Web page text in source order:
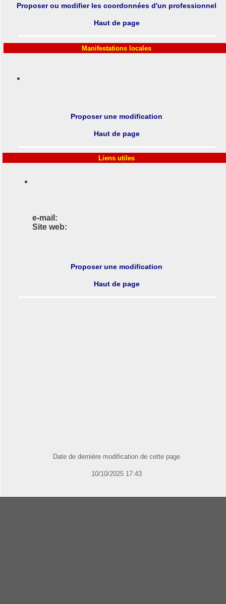
Proposer ou modifier les coordonnées d'un professionnel
Haut de page
Manifestations locales
Proposer une modification
Haut de page
Liens utiles
e-mail:
Site web:
Proposer une modification
Haut de page
Date de dernière modification de cette page
10/10/2025 17:43